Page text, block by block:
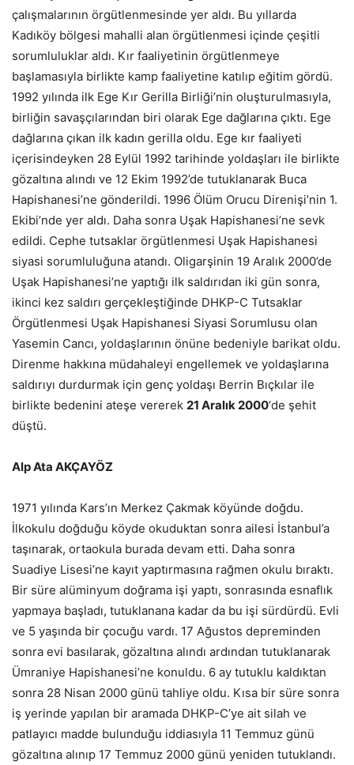
çalışmalarının örgütlenmesinde yer aldı. Bu yıllarda
Kadıköy bölgesi mahalli alan örgütlenmesi içinde çeşitli
sorumluluklar aldı. Kır faaliyetinin örgütlenmeye
başlamasıyla birlikte kamp faaliyetine katılıp eğitim gördü.
1992 yılında ilk Ege Kır Gerilla Birliği’nin oluşturulmasıyla,
birliğin savaşçılarından biri olarak Ege dağlarına çıktı. Ege
dağlarına çıkan ilk kadın gerilla oldu. Ege kır faaliyeti
içerisindeyken 28 Eylül 1992 tarihinde yoldaşları ile birlikte
gözaltına alındı ve 12 Ekim 1992’de tutuklanarak Buca
Hapishanesi’ne gönderildi. 1996 Ölüm Orucu Direnişi’nin 1.
Ekibi’nde yer aldı. Daha sonra Uşak Hapishanesi’ne sevk
edildi. Cephe tutsaklar örgütlenmesi Uşak Hapishanesi
siyasi sorumluluğuna atandı. Oligarşinin 19 Aralık 2000’de
Uşak Hapishanesi’ne yaptığı ilk saldırıdan iki gün sonra,
ikinci kez saldırı gerçekleştiğinde DHKP-C Tutsaklar
Örgütlenmesi Uşak Hapishanesi Siyasi Sorumlusu olan
Yasemin Cancı, yoldaşlarının önüne bedeniyle barikat oldu.
Direnme hakkına müdahaleyi engellemek ve yoldaşlarına
saldırıyı durdurmak için genç yoldaşı Berrin Bıçkılar ile
birlikte bedenini ateşe vererek 21 Aralık 2000‘de şehit
düştü.
Alp Ata AKÇAYÖZ
1971 yılında Kars’ın Merkez Çakmak köyünde doğdu.
İlkokulu doğduğu köyde okuduktan sonra ailesi İstanbul’a
taşınarak, ortaokula burada devam etti. Daha sonra
Suadiye Lisesi’ne kayıt yaptırmasına rağmen okulu bıraktı.
Bir süre alüminyum doğrama işi yaptı, sonrasında esnaflık
yapmaya başladı, tutuklanana kadar da bu işi sürdürdü. Evli
ve 5 yaşında bir çocuğu vardı. 17 Ağustos depreminden
sonra evi basılarak, gözaltına alındı ardından tutuklanarak
Ümraniye Hapishanesi’ne konuldu. 6 ay tutuklu kaldıktan
sonra 28 Nisan 2000 günü tahliye oldu. Kısa bir süre sonra
iş yerinde yapılan bir aramada DHKP-C’ye ait silah ve
patlayıcı madde bulunduğu iddiasıyla 11 Temmuz günü
gözaltına alınıp 17 Temmuz 2000 günü yeniden tutuklandı.